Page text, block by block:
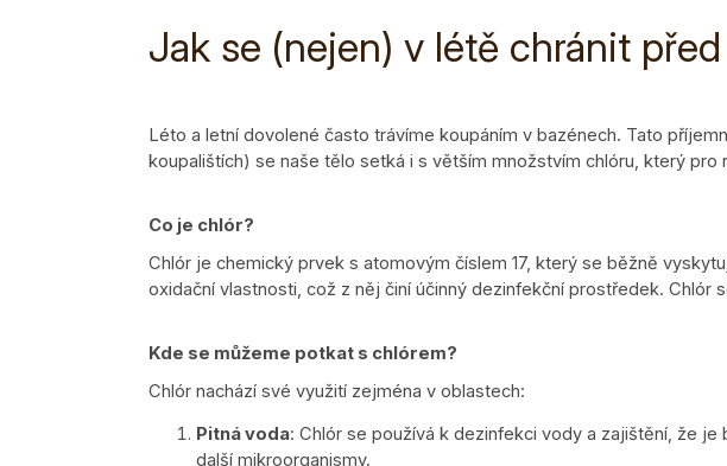
Jak se (nejen) v létě chránit
Léto a letní dovolené často trávíme koupáním v bazénech. Tato
koupalištích) se naše tělo setká i s větším množstvím chlóru, který pro
Co je chlór?
Chlór je chemický prvek s atomovým číslem 17, který se běžně
oxidační vlastnosti, což z něj činí účinný dezinfekční prostředek.
Kde se můžeme potkat s chlórem?
Chlór nachází své využití zejména v oblastech:
Pitná voda: Chlór se používá k dezinfekci vody a zajištění, že
další mikroorganismy.